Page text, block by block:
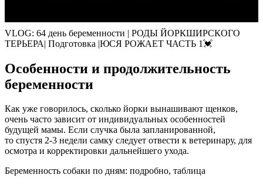
VLOG: 64 день беременности | РОДЫ ЙОРКШИРСКОГО
ТЕРЬЕРА| Подготовка |ЮСЯ РОЖАЕТ ЧАСТЬ 1💓
Особенности и продолжительность
беременности
Как уже говорилось, сколько йорки вынашивают щенков,
очень часто зависит от индивидуальных особенностей
будущей мамы. Если случка была запланированной,
то спустя 2-3 недели самку следует отвести к ветеринару, для
осмотра и корректировки дальнейшего ухода.
Беременность собаки по дням: подробно, таблица